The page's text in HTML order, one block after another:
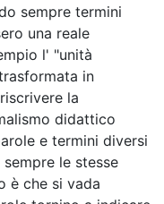
sempre termini
una reale
l' "unità
in
la
didattico
e termini diversi
le stesse
è che si vada